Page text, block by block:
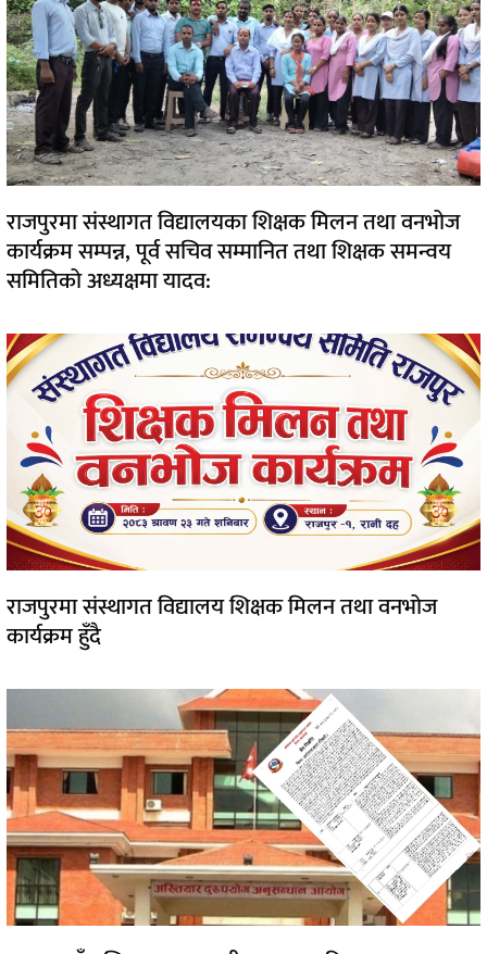
राजपुरमा संस्थागत विद्यालयका शिक्षक मिलन तथा वनभोज
कार्यक्रम सम्पन्न, पूर्व सचिव सम्मानित तथा शिक्षक समन्वय
समितिको अध्यक्षमा यादव:
राजपुरमा संस्थागत विद्यालय शिक्षक मिलन तथा वनभोज
कार्यक्रम हुँदै